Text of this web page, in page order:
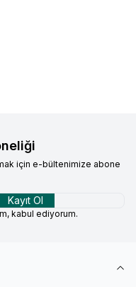
için e-bültenimize abone
Kayıt Ol
kabul ediyorum.